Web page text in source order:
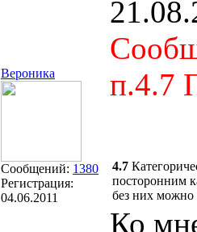
Вероника
Сообщений: 1380
Регистрация:
04.06.2011
п.4.7
4.7
посторонним
без них можно
Ко